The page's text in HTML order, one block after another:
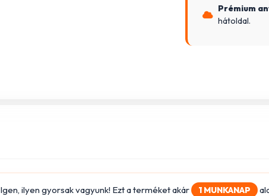
Prémium
hátoldal.
Igen, ilyen gyorsak vagyunk! Ezt a terméket akár 1 MUNKANAP